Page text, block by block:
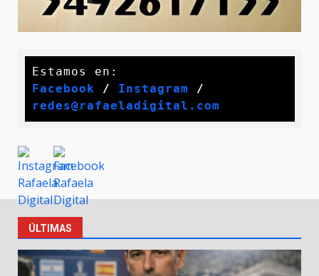
Facebook / Instagram /
redes@rafaeladigital.com
ÚLTIMAS